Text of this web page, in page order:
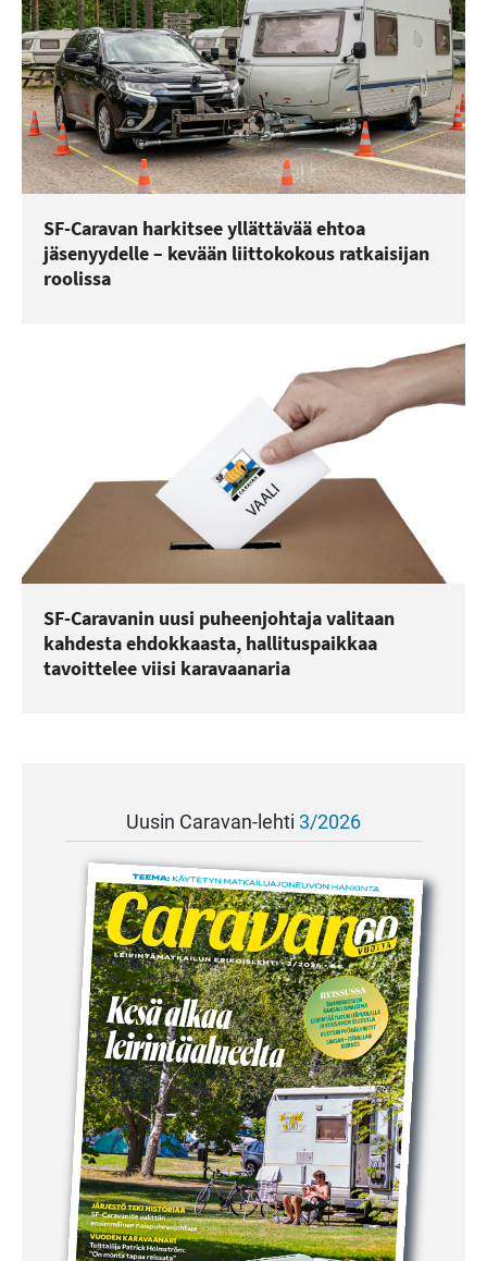
SF-Caravan harkitsee yllättävää ehtoa
jäsenyydelle – kevään liittokokous ratkaisijan
roolissa
SF-Caravanin uusi puheenjohtaja valitaan
kahdesta ehdokkaasta, hallituspaikkaa
tavoittelee viisi karavaanaria
Uusin Caravan-lehti 3/2026